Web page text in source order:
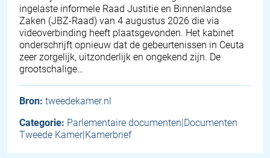
ingelaste informele Raad Justitie en Binnenlandse
Zaken (JBZ-Raad) van 4 augustus 2026 die via
videoverbinding heeft plaatsgevonden. Het kabinet
onderschrijft opnieuw dat de gebeurtenissen in Ceuta
zeer zorgelijk, uitzonderlijk en ongekend zijn. De
grootschalige…
Bron: tweedekamer.nl
Categorie: Parlementaire documenten|Documenten
Tweede Kamer|Kamerbrief